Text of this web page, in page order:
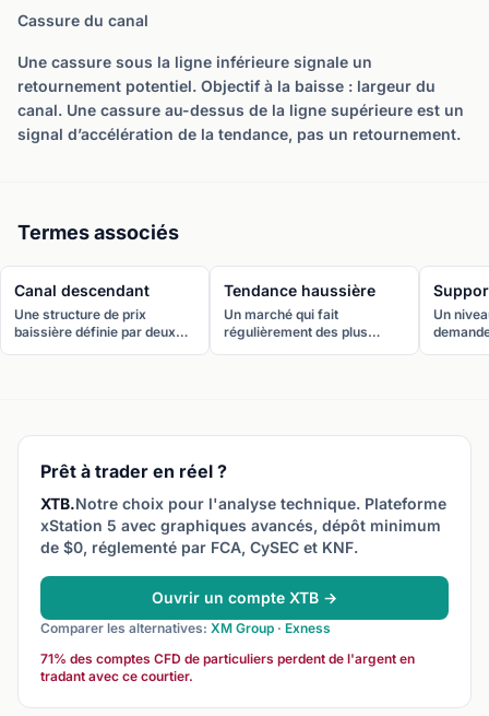
Cassure du canal
Une cassure sous la ligne inférieure signale un
retournement potentiel. Objectif à la baisse : largeur du
canal. Une cassure au-dessus de la ligne supérieure est un
signal d’accélération de la tendance, pas un retournement.
Termes associés
Canal descendant
Une structure de prix
baissière définie par deux
Tendance haussière
Un marché qui fait
régulièrement des plus
Un
sur le
Prêt à trader en réel ?
XTB.Notre choix pour l'analyse technique. Plateforme
xStation 5 avec graphiques avancés, dépôt minimum
de $0, réglementé par FCA, CySEC et KNF.
Ouvrir un compte XTB →
Comparer les alternatives: XM Group · Exness
71% des comptes CFD de particuliers perdent de l'argent en
tradant avec ce courtier.